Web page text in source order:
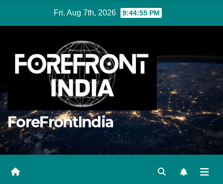
Fri. Aug 7th, 2026 9:44:56 PM
ForeFrontIndia